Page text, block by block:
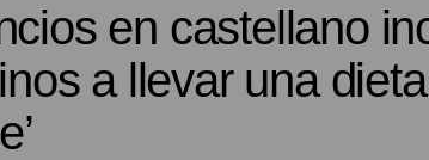
en castellano
a llevar una dieta